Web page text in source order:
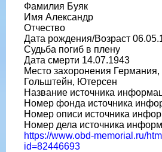
Фамилия Буяк
Имя Александр
Отчество
Дата рождения/Возраст
Судьба погиб в плену
Дата смерти 14.07.1943
Место захоронения
Гольштейн, Ютерсен
Название источника
Номер фонда источника
Номер описи источника
Номер дела источника
https://www.obd-memorial.ru/
id=82446693